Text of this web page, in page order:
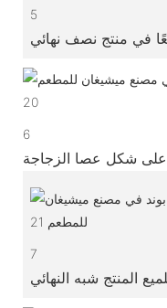
5
في منتج نصف نهائي
6
على شكل عصا الزجاجة
7
المنتج شبه النهائي